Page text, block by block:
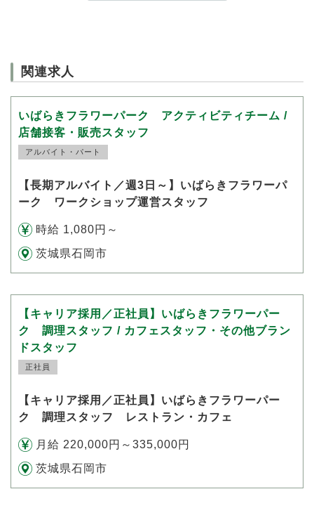
関連求人
いばらきフラワーパーク アクティビティチーム /
店舗接客・販売スタッフ
アルバイト・パート
【長期アルバイト／週3日～】いばらきフラワーパ
ーク ワークショップ運営スタッフ
時給 1,080円～
茨城県石岡市
【キャリア採用／正社員】いばらきフラワーパー
ク 調理スタッフ / カフェスタッフ・その他ブラン
ドスタッフ
正社員
【キャリア採用／正社員】いばらきフラワーパー
ク 調理スタッフ レストラン・カフェ
月給 220,000円～335,000円
茨城県石岡市